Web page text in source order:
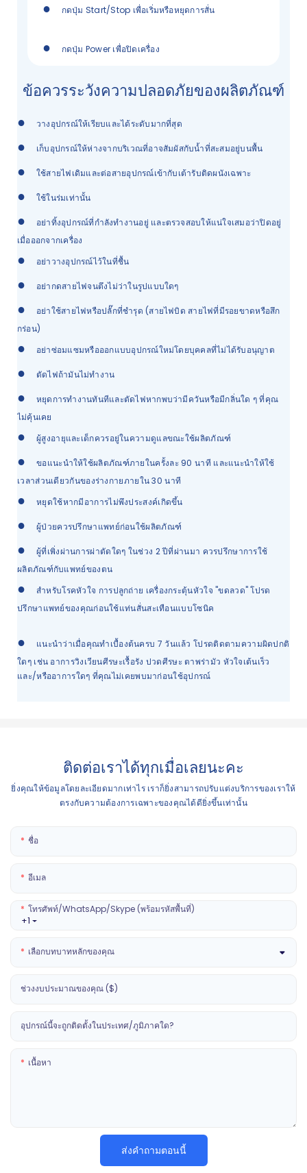
● กดปุ่ม Start/Stop เพื่อเริ่มหรือหยุดการสั่น
● กดปุ่ม Power เพื่อปิดเครื่อง
ข้อควรระวังความปลอดภัยของผลิตภัณฑ์
● วางอุปกรณ์ให้เรียบและได้ระดับมากที่สุด
● เก็บอุปกรณ์ให้ห่างจากบริเวณที่อาจสัมผัสกับน้ำที่สะสมอยู่บนพื้น
● ใช้สายไฟเดิมและต่อสายอุปกรณ์เข้ากับเต้ารับติดผนังเฉพาะ
● ใช้ในร่มเท่านั้น
●
อย่าทิ้งอุปกรณ์ที่กำลังทำงานอยู่ และตรวจสอบให้แน่ใจเสมอว่าปิดอยู่
เมื่อออกจากเครื่อง
● อย่าวางอุปกรณ์ไว้ในที่ชื้น
● อย่ากดสายไฟจนตึงไม่ว่าในรูปแบบใดๆ
●
อย่าใช้สายไฟหรือปลั๊กที่ชำรุด (สายไฟบิด สายไฟที่มีรอยขาดหรือสึก
กร่อน)
● อย่าซ่อมแซมหรือออกแบบอุปกรณ์ใหม่โดยบุคคลที่ไม่ได้รับอนุญาต
● ตัดไฟถ้ามันไม่ทำงาน
●
หยุดการทำงานทันทีและตัดไฟหากพบว่ามีควันหรือมีกลิ่นใด ๆ ที่คุณ
ไม่คุ้นเคย
● ผู้สูงอายุและเด็กควรอยู่ในความดูแลขณะใช้ผลิตภัณฑ์
●
ขอแนะนำให้ใช้ผลิตภัณฑ์ภายในครั้งละ 90 นาที และแนะนำให้ใช้
เวลาส่วนเดียวกันของร่างกายภายใน 30 นาที
● หยุดใช้หากมีอาการไม่พึงประสงค์เกิดขึ้น
● ผู้ป่วยควรปรึกษาแพทย์ก่อนใช้ผลิตภัณฑ์
●
ผู้ที่เพิ่งผ่านการผ่าตัดใดๆ ในช่วง 2 ปีที่ผ่านมา ควรปรึกษาการใช้
ผลิตภัณฑ์กับแพทย์ของตน
●
สำหรับโรคหัวใจ การปลูกถ่าย เครื่องกระตุ้นหัวใจ "ขดลวด" โปรด
ปรึกษาแพทย์ของคุณก่อนใช้แท่นสั่นสะเทือนแบบโซนิค
●
แนะนำว่าเมื่อคุณทำเบื้องต้นครบ 7 วันแล้ว โปรดติดตามความผิดปกติ
ใดๆ เช่น อาการวิงเวียนศีรษะเรื้อรัง ปวดศีรษะ ตาพร่ามัว หัวใจเต้นเร็ว
และ/หรืออาการใดๆ ที่คุณไม่เคยพบมาก่อนใช้อุปกรณ์
ติดต่อเราได้ทุกเมื่อเลยนะคะ
ยิ่งคุณให้ข้อมูลโดยละเอียดมากเท่าไร เราก็ยิ่งสามารถปรับแต่งบริการของเราให้
ตรงกับความต้องการเฉพาะของคุณได้ดียิ่งขึ้นเท่านั้น
ชื่อ
อีเมล
+1
โทรศัพท์/WhatsApp/Skype (พร้อมรหัสพื้นที่)
เลือกบทบาทหลักของคุณ
ช่วงงบประมาณของคุณ ($)
อุปกรณ์นี้จะถูกติดตั้งในประเทศ/ภูมิภาคใด?
เนื้อหา
ส่งคำถามตอนนี้